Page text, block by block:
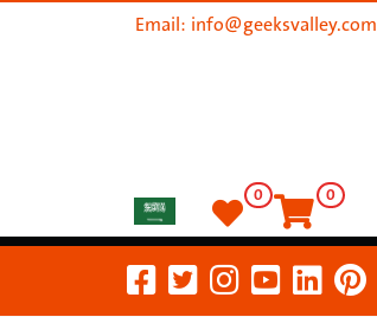
Email: info@geeksvalley.com
0 0